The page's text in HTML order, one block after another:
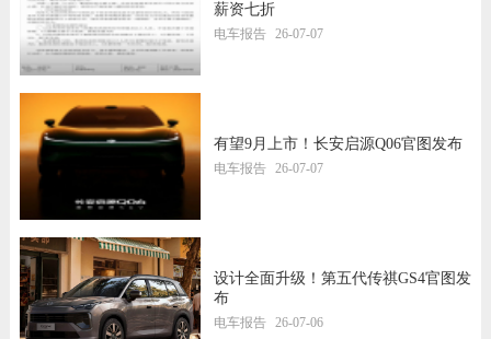
薪资七折
电车报告 26-07-07
有望9月上市！长安启源Q06官图发布
电车报告 26-07-07
设计全面升级！第五代传祺GS4官图发
布
电车报告 26-07-06